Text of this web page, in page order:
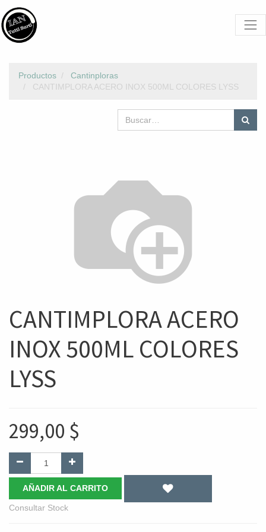
Productos
Cantinploras
CANTIMPLORA ACERO INOX 500ML COLORES LYSS
CANTIMPLORA ACERO
INOX 500ML COLORES
LYSS
299,00 $
AÑADIR AL CARRITO
Consultar Stock